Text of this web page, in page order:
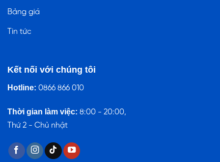
Bảng giá
Tin tức
Kết nối với chúng tôi
Hotline: 0866 866 010
Thời gian làm việc: 8:00 - 20:00,
Thứ 2 - Chủ nhật